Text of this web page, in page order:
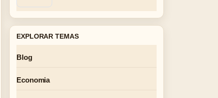
EXPLORAR TEMAS
Blog
Economia